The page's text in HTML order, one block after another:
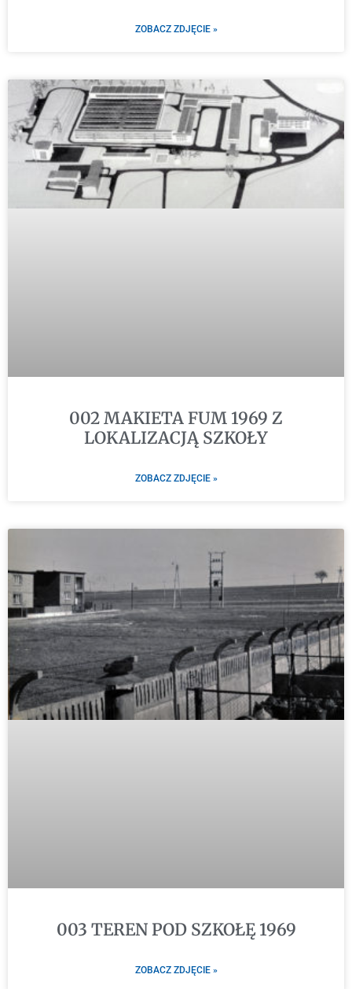
ZOBACZ ZDJĘCIE »
002 MAKIETA FUM 1969 Z
LOKALIZACJĄ SZKOŁY
ZOBACZ ZDJĘCIE »
003 TEREN POD SZKOŁĘ 1969
ZOBACZ ZDJĘCIE »